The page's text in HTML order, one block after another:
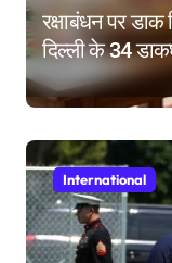
रक्षाबंधन पर डाक
दिल्ली के 34
स्टेशनों पर राखी
International